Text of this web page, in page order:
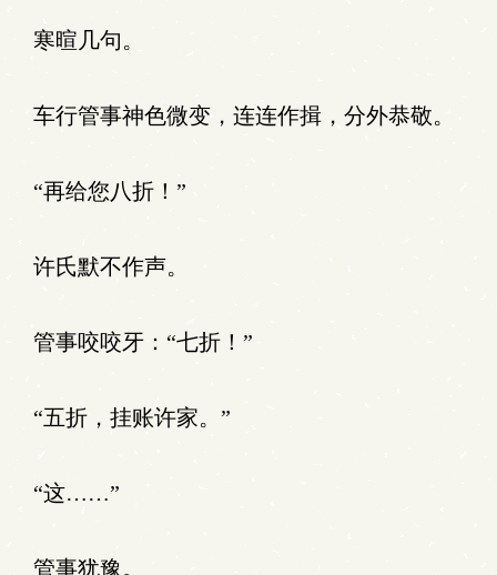
寒暄几句。
车行管事神色微变，连连作揖，分外恭敬。
“再给您八折！”
许氏默不作声。
管事咬咬牙：“七折！”
“五折，挂账许家。”
“这……”
管事犹豫。